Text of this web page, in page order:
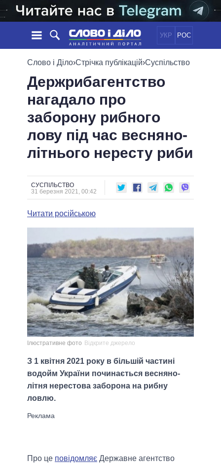
УКР РОС
НОВИНИ
СТРІЧКА
ПОДІЇ
СТАТТІ
ДУМКИ
ОГЛЯДИ
ДАЙДЖЕСТИ
ПОЛІТИКА
ЕКОНОМІКА
СУСПІЛЬСТВО
ОБIЦЯНКИ
ПОЛIТИКИ
УСІ ПОЛІТИКИ
ПРЕЗИДЕНТ І ОФІС
ВЕРХОВНА РАДА
ГОЛОВИ ОБЛАДМІНІСТРАЦІЙ
МЕРИ МІСТ
ВСІ ПЕРСОНИ
ІНФОГРАФІКА
ВІДЕО
ПОРІВНЯННЯ ПОЛІТИКІВ
Слово і Діло›Стрічка публікацій›Суспільство
Держрибагентство
нагадало про
заборону рибного
лову під час весняно-
літнього нересту риби
СУСПІЛЬСТВО
31 березня 2021, 00:42
Читати російською
Ілюстративне фото Відкрите джерело
З 1 квітня 2021 року в більшій частині
водойм України починається весняно-
літня нерестова заборона на рибну
ловлю.
Про це повідомляє Державне агентство